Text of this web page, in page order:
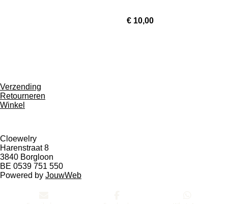
€ 10,00
Verzending
Retourneren
Winkel
Cloewelry
Harenstraat 8
3840 Borgloon
BE 0539 751 550
Powered by JouwWeb